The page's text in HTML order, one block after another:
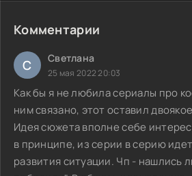
Комментарии
С Светлана
25 мая 2022 20:03
Как бы я не любила сериалы про
ним связано, этот оставил
Идея сюжета вполне себе
в принципе, из серии в серию
развития ситуации. Чп - нашлись